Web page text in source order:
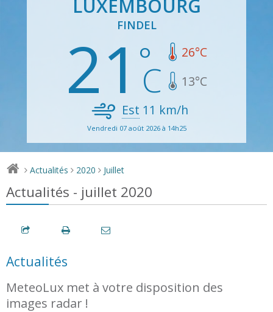
LUXEMBOURG
FINDEL
21 26°C
13°C
Est 11 km/h
Vendredi 07 août 2026 à 14h25
> Actualités > 2020 > Juillet
Actualités - juillet 2020
Actualités
MeteoLux met à votre disposition des
images radar !